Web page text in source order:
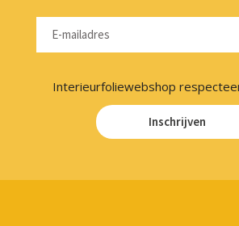
Interieurfoliewebshop
Inschrijven